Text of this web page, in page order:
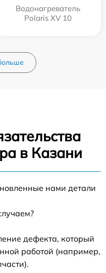
Водонагреватель
Polaris XV 10
в Казани
нами детали
дефекта, который
работой (например,